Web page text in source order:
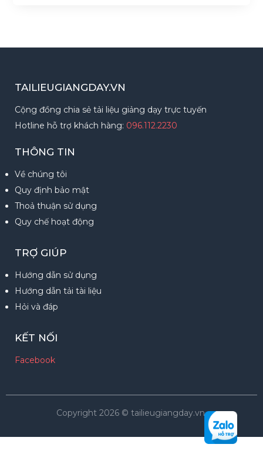
TAILIEUGIANGDAY.VN
Cộng đồng chia sẻ tải liệu giảng dạy trực tuyến
Hotline hỗ trợ khách hàng: 096.112.2230
THÔNG TIN
Về chúng tôi
Quy định bảo mật
Thoả thuận sử dụng
Quy chế hoạt động
TRỢ GIÚP
Hướng dẫn sử dụng
Hướng dẫn tải tài liệu
Hỏi và đáp
KẾT NỐI
Facebook
Copyright 2026 © tailieugiangday.vn.